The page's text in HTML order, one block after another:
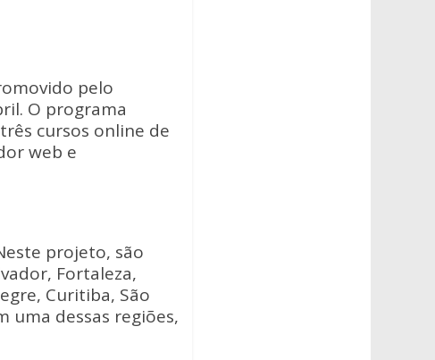
pelo
O programa
cursos online de
web e
projeto, são
Fortaleza,
Curitiba, São
uma dessas regiões,